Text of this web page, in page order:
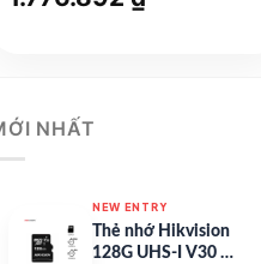
gốc
hiện
NHẤT
NEW ENTRY
Thẻ nhớ Hikvision
128G UHS-I V30 –